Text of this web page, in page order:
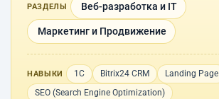
РАЗДЕЛЫ Веб-разработка и IT
Маркетинг и Продвижение
НАВЫКИ 1С Bitrix24 CRM Landing Page
SEO (Search Engine Optimization)